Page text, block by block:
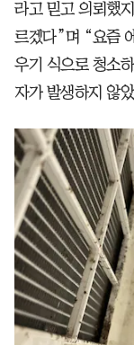
라고 믿고 의뢰했
르겠다”며 “요즘
우기 식으로 청소
자가 발생하지 않